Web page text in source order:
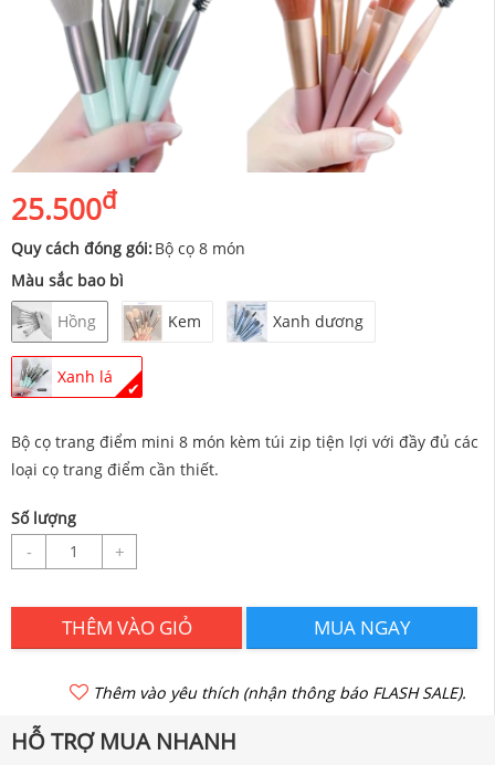
25.500đ
Quy cách đóng gói:Bộ cọ 8 món
Màu sắc bao bì
Hồng
Kem Xanh dương
Xanh lá
✔
Bộ cọ trang điểm mini 8 món kèm túi zip tiện lợi với đầy đủ các
loại cọ trang điểm cần thiết.
Số lượng
- +
THÊM VÀO GIỎ MUA NGAY
Thêm vào yêu thích (nhận thông báo FLASH SALE).
HỖ TRỢ MUA NHANH